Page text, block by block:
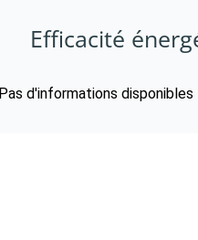
Efficacité
Pas d'informations disponibles